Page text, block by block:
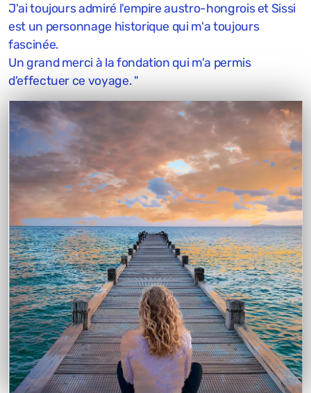
J'ai toujours admiré l'empire austro-hongrois et Sissi
est un personnage historique qui m'a toujours
fascinée.
Un grand merci à la fondation qui m'a permis
d'effectuer ce voyage. "